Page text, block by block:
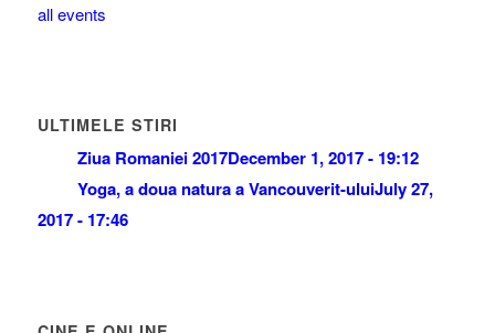
all events
ULTIMELE STIRI
Ziua Romaniei 2017December 1, 2017 - 19:12
Yoga, a doua natura a Vancouverit-uluiJuly 27,
2017 - 17:46